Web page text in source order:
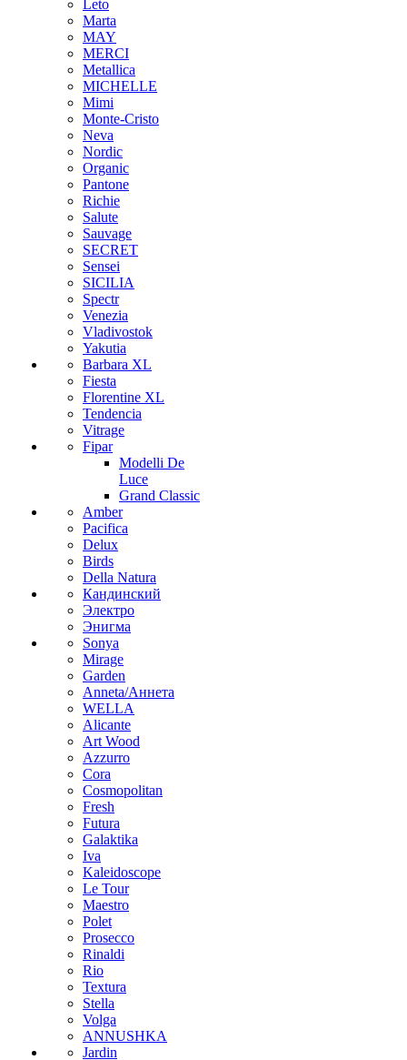
Leto
Marta
MAY
MERCI
Metallica
MICHELLE
Mimi
Monte-Cristo
Neva
Nordic
Organic
Pantone
Richie
Salute
Sauvage
SECRET
Sensei
SICILIA
Spectr
Venezia
Vladivostok
Yakutia
Barbara XL
Fiesta
Florentine XL
Tendencia
Vitrage
Fipar
Modelli De
Luce
Grand Classic
Amber
Pacifica
Delux
Birds
Della Natura
Кандинский
Электро
Энигма
Sonya
Mirage
Garden
Anneta/Аннета
WELLA
Alicante
Art Wood
Azzurro
Cora
Cosmopolitan
Fresh
Futura
Galaktika
Iva
Kaleidoscope
Le Tour
Maestro
Polet
Prosecco
Rinaldi
Rio
Textura
Stella
Volga
ANNUSHKA
Jardin